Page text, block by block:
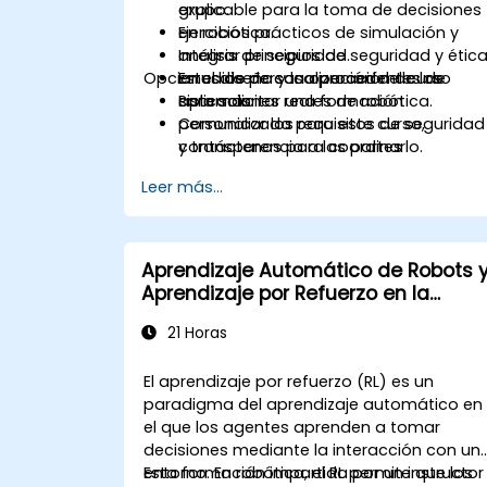
explicable para la toma de decisiones
en robótica.
Integrar principios de seguridad y ética
en el diseño y la operación de los
sistemas.
Comunicar los requisitos de seguridad
y transparencia a las partes
grupo.
Ejercicios prácticos de simulación y
análisis de seguridad.
Estudios de caso procedentes de
aplicaciones reales de robótica.
Opciones de personalización del curso
Para solicitar una formación
personalizada para este curso,
contáctenos para coordinarlo.
Leer más...
Aprendizaje Automático de Robots
Aprendizaje por Refuerzo en la
21 Horas
El aprendizaje por refuerzo (RL) es un
paradigma del aprendizaje automático en
el que los agentes aprenden a tomar
decisiones mediante la interacción con un
entorno. En robótica, el RL permite que los
Esta formación impartida por un instructor